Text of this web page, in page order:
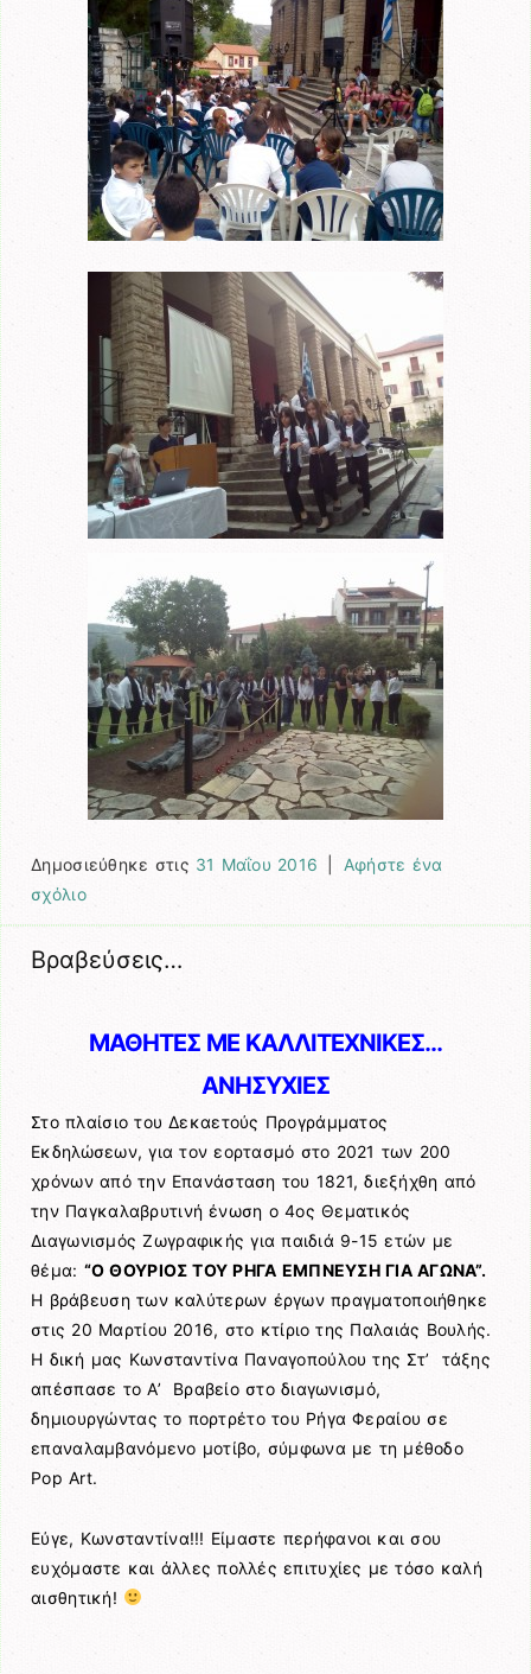
Δημοσιεύθηκε στις 31 Μαΐου 2016
Αφήστε ένα
σχόλιο
Βραβεύσεις…
ΜΑΘΗΤΕΣ ΜΕ ΚΑΛΛΙΤΕΧΝΙΚΕΣ…
ΑΝΗΣΥΧΙΕΣ
Στο πλαίσιο του Δεκαετούς Προγράμματος
Εκδηλώσεων, για τον εορτασμό στο 2021 των 200
χρόνων από την Επανάσταση του 1821, διεξήχθη από
την Παγκαλαβρυτινή ένωση ο 4ος Θεματικός
Διαγωνισμός Ζωγραφικής για παιδιά 9-15 ετών με
θέμα: “Ο ΘΟΥΡΙΟΣ ΤΟΥ ΡΗΓΑ ΕΜΠΝΕΥΣΗ ΓΙΑ ΑΓΩΝΑ”.
Η βράβευση των καλύτερων έργων πραγματοποιήθηκε
στις 20 Μαρτίου 2016, στο κτίριο της Παλαιάς Βουλής.
Η δική μας Κωνσταντίνα Παναγοπούλου της Στ’ τάξης
απέσπασε το Α’ Βραβείο στο διαγωνισμό,
δημιουργώντας το πορτρέτο του Ρήγα Φεραίου σε
επαναλαμβανόμενο μοτίβο, σύμφωνα με τη μέθοδο
Pop Art.
Εύγε, Κωνσταντίνα!!! Είμαστε περήφανοι και σου
ευχόμαστε και άλλες πολλές επιτυχίες με τόσο καλή
αισθητική!